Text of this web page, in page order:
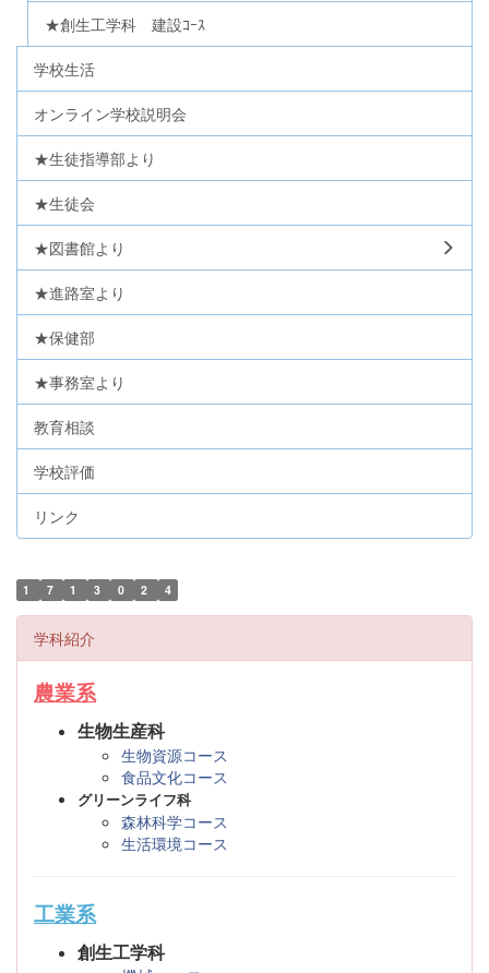
★創生工学科 建設ｺｰｽ
学校生活
オンライン学校説明会
★生徒指導部より
★生徒会
★図書館より
★進路室より
★保健部
★事務室より
教育相談
学校評価
リンク
1 7 1 3 0 2 4
学科紹介
農業系
生物生産科
生物資源コース
食品文化コース
グリーンライフ科
森林科学コース
生活環境コース
工業系
創生工学科